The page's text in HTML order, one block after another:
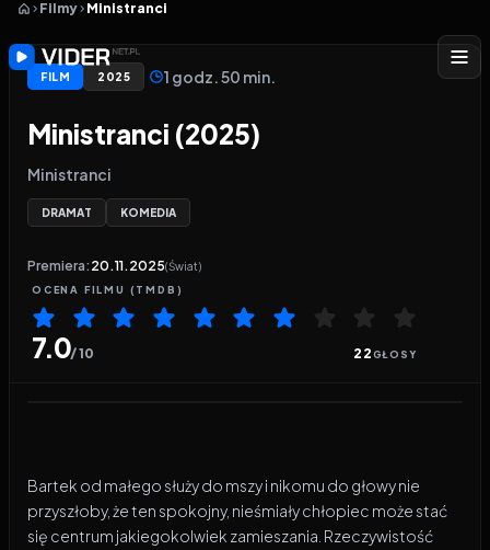
Filmy Ministranci
FILM 2025 1 godz. 50 min.
Ministranci (2025)
Ministranci
DRAMAT KOMEDIA
Premiera: 20.11.2025(Świat)
OCENA FILMU (TMDB)
7.0/ 10 22GŁOSY
Bartek od małego służy do mszy i nikomu do głowy nie
przyszłoby, że ten spokojny, nieśmiały chłopiec może stać
się centrum jakiegokolwiek zamieszania. Rzeczywistość